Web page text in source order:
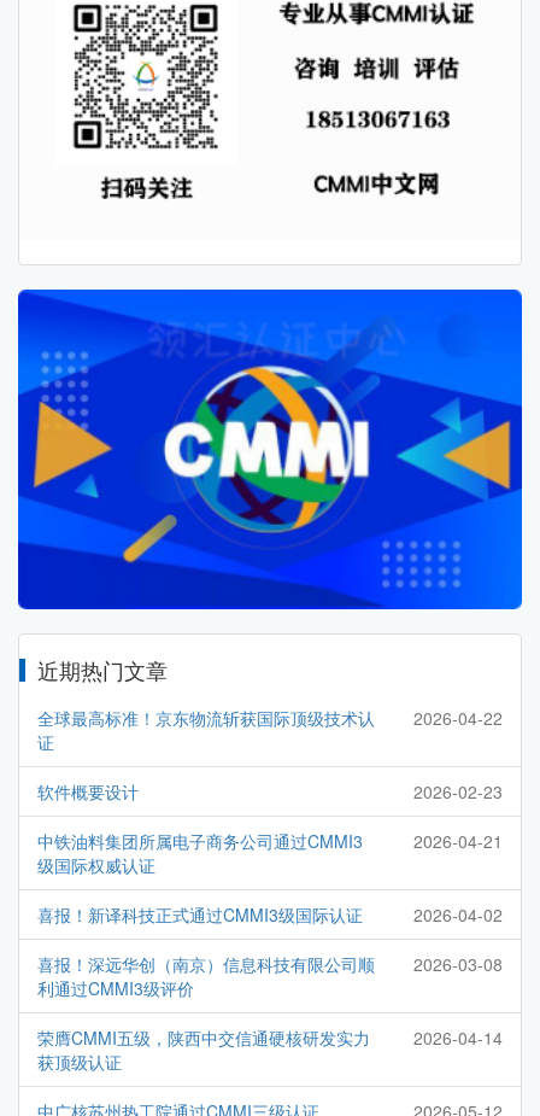
近期热门文章
全球最高标准！京东物流斩获国际顶级技术认
证
2026-04-22
软件概要设计 2026-02-23
中铁油料集团所属电子商务公司通过CMMI3
级国际权威认证
2026-04-21
喜报！新译科技正式通过CMMI3级国际认证 2026-04-02
喜报！深远华创（南京）信息科技有限公司顺
利通过CMMI3级评价
2026-03-08
荣膺CMMI五级，陕西中交信通硬核研发实力
获顶级认证
2026-04-14